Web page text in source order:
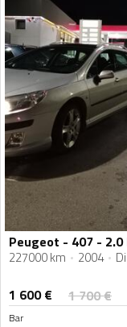
Peugeot - 407 - 2.0
227000 km 2004
1 600€ 1 700€
Bar